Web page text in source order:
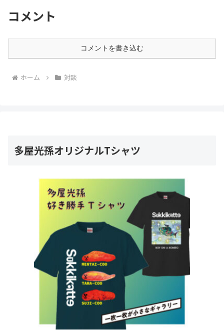
コメント
コメントを書き込む
ホーム 対談
多屋光孫オリジナルTシャツ